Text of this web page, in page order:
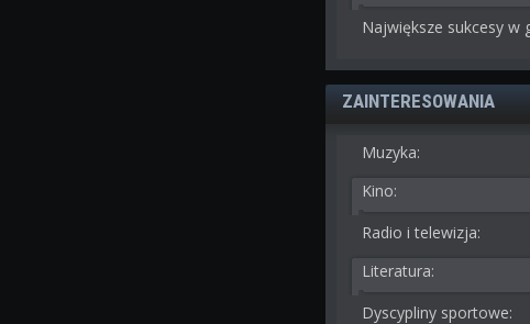
Największe sukcesy w
ZAINTERESOWANIA
Muzyka:
Kino:
Radio i telewizja:
Literatura:
Dyscypliny sportowe: